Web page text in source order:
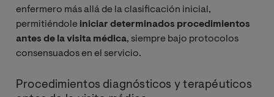
enfermero más allá de la clasificación inicial,
permitiéndole iniciar determinados procedimientos
antes de la visita médica, siempre bajo protocolos
consensuados en el servicio.
Procedimientos diagnósticos y terapéuticos